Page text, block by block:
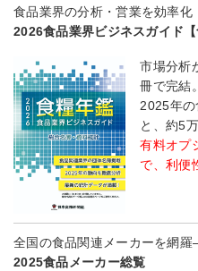
食品業界の分析・営業を効率化
2026食品業界ビジネスガイド【
市場分析
冊で完結。
2025年の
と、約5
有料オプ
で、利便
全国の食品関連メーカーを網
2025食品メーカー総覧